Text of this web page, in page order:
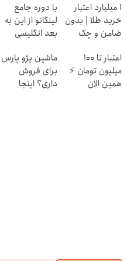
۱ میلیارد اعتبار
خرید طلا | بدون
ضامن و چک
با دوره جامع
لینگانو از این به
بعد انگلیسی
اعتبار تا ۱۰۰
میلیون تومان ⚡
همین الان
ماشین پژو پارس
برای فروش
داری؟ اینجا